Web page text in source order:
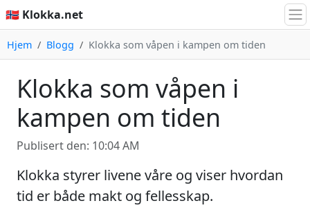
🇳🇴 Klokka.net
Hjem Blogg Klokka som våpen i kampen om tiden
Klokka som våpen i
kampen om tiden
Publisert den: 10:04 AM
Klokka styrer livene våre og viser hvordan
tid er både makt og fellesskap.